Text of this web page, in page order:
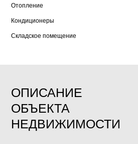
Отопление
Кондиционеры
Складское помещение
ОПИСАНИЕ
ОБЪЕКТА
НЕДВИЖИМОСТИ